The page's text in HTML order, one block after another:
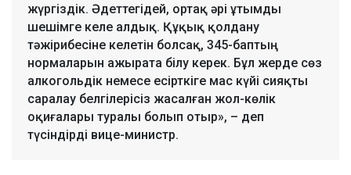
жүргіздік. Әдеттегідей, ортақ әрі ұтымды
шешімге келе алдық. Құқық қолдану
тәжірибесіне келетін болсақ, 345-баптың
нормаларын ажырата білу керек. Бұл жерде сөз
алкогольдік немесе есірткіге мас күйі сияқты
саралау белгілерісіз жасалған жол-көлік
оқиғалары туралы болып отыр», – деп
түсіндірді вице-министр.